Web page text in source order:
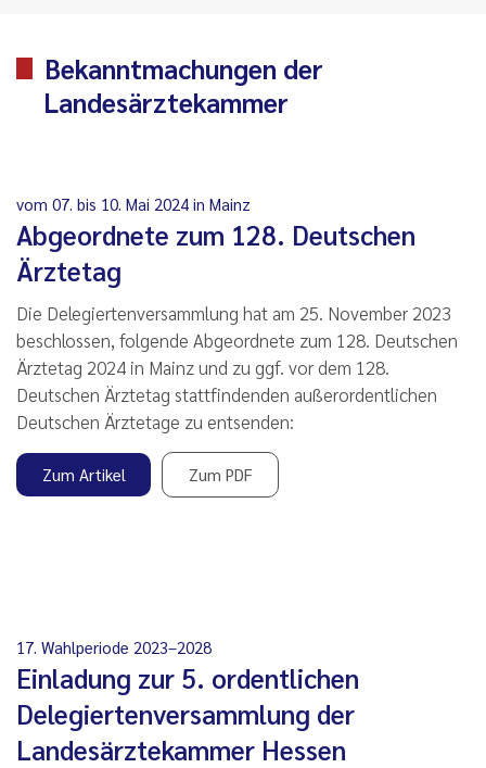
Bekanntmachungen der
Landesärztekammer
vom 07. bis 10. Mai 2024 in Mainz
Abgeordnete zum 128. Deutschen
Ärztetag
Die Delegiertenversammlung hat am 25. November 2023
beschlossen, folgende Abgeordnete zum 128. Deutschen
Ärztetag 2024 in Mainz und zu ggf. vor dem 128.
Deutschen Ärztetag stattfindenden außerordentlichen
Deutschen Ärztetage zu entsenden:
Zum Artikel Zum PDF
17. Wahlperiode 2023–2028
Einladung zur 5. ordentlichen
Delegiertenversammlung der
Landesärztekammer Hessen